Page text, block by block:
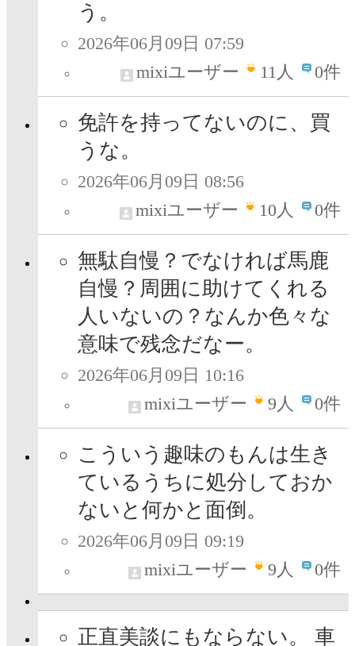
う。
2026年06月09日 07:59
mixiユーザー
11人 0件
免許を持ってないのに、買
うな。
2026年06月09日 08:56
mixiユーザー
10人 0件
無駄自慢？でなければ馬鹿
自慢？周囲に助けてくれる
人いないの？なんか色々な
意味で残念だなー。
2026年06月09日 10:16
mixiユーザー
9人 0件
こういう趣味のもんは生き
ているうちに処分しておか
ないと何かと面倒。
2026年06月09日 09:19
mixiユーザー
9人 0件
正直美談にもならない。 車